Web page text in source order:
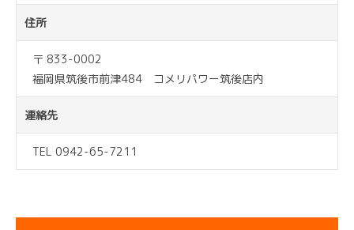
住所
〒 833-0002
福岡県筑後市前津484 コメリパワー筑後店内
連絡先
TEL 0942-65-7211